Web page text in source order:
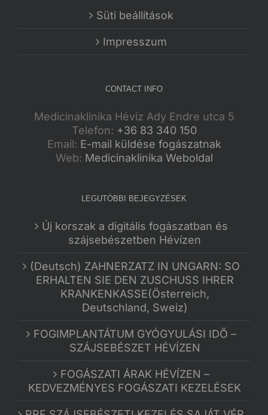
Süti beállítások
Impresszum
CONTACT INFO
Medicinaklinika Hévíz Ady Endre utca 5
Telefon: +36 83 340 150
Email: E-mail küldése fogászatnak
Web: Medicinaklinika Weboldal
LEGUTÓBBI BEJEGYZÉSEK
Új korszak a digitális fogászatban és
szájsebészetben Hévízen
(Deutsch) ZAHNERZATZ IN UNGARN: SO
ERHALTEN SIE DEN ZUSCHUSS IHRER
KRANKENKASSE(Österreich,
Deutschland, Sweiz)
FOGIMPLANTÁTUM GYÓGYULÁSI IDŐ –
SZÁJSEBÉSZET HÉVÍZEN
FOGÁSZATI ÁRAK HÉVÍZEN –
KEDVEZMÉNYES FOGÁSZATI KEZELÉSEK